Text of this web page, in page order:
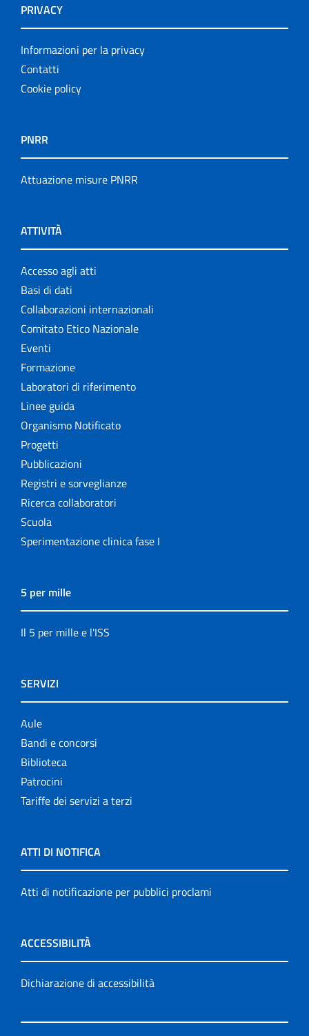
PRIVACY
Informazioni per la privacy
Contatti
Cookie policy
PNRR
Attuazione misure PNRR
ATTIVITÀ
Accesso agli atti
Basi di dati
Collaborazioni internazionali
Comitato Etico Nazionale
Eventi
Formazione
Laboratori di riferimento
Linee guida
Organismo Notificato
Progetti
Pubblicazioni
Registri e sorveglianze
Ricerca collaboratori
Scuola
Sperimentazione clinica fase I
5 per mille
Il 5 per mille e l'ISS
SERVIZI
Aule
Bandi e concorsi
Biblioteca
Patrocini
Tariffe dei servizi a terzi
ATTI DI NOTIFICA
Atti di notificazione per pubblici proclami
ACCESSIBILITÀ
Dichiarazione di accessibilità